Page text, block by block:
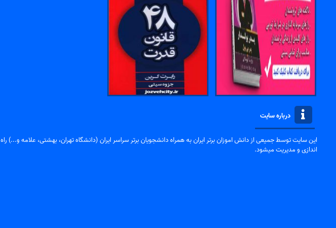
درباره سایت
این سایت توسط جمیعی از دانش اموزان برتر ایران به همراه دانشجویان برتر سراسر ایران (دانشگاه تهران، بهشتی، علامه و...) راه
اندازی و مدیریت میشود.